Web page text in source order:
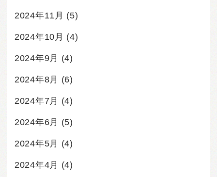
2024年11月 (5)
2024年10月 (4)
2024年9月 (4)
2024年8月 (6)
2024年7月 (4)
2024年6月 (5)
2024年5月 (4)
2024年4月 (4)